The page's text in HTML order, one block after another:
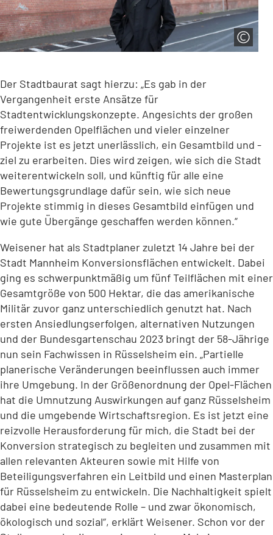
Der Stadtbaurat sagt hierzu: „Es gab in der
Vergangenheit erste Ansätze für
Stadtentwicklungskonzepte. Angesichts der großen
freiwerdenden Opelflächen und vieler einzelner
Projekte ist es jetzt unerlässlich, ein Gesamtbild und -
ziel zu erarbeiten. Dies wird zeigen, wie sich die Stadt
weiterentwickeln soll, und künftig für alle eine
Bewertungsgrundlage dafür sein, wie sich neue
Projekte stimmig in dieses Gesamtbild einfügen und
wie gute Übergänge geschaffen werden können.“
Weisener hat als Stadtplaner zuletzt 14 Jahre bei der
Stadt Mannheim Konversionsflächen entwickelt. Dabei
ging es schwerpunktmäßig um fünf Teilflächen mit einer
Gesamtgröße von 500 Hektar, die das amerikanische
Militär zuvor ganz unterschiedlich genutzt hat. Nach
ersten Ansiedlungserfolgen, alternativen Nutzungen
und der Bundesgartenschau 2023 bringt der 58-Jährige
nun sein Fachwissen in Rüsselsheim ein. „Partielle
planerische Veränderungen beeinflussen auch immer
ihre Umgebung. In der Größenordnung der Opel-Flächen
hat die Umnutzung Auswirkungen auf ganz Rüsselsheim
und die umgebende Wirtschaftsregion. Es ist jetzt eine
reizvolle Herausforderung für mich, die Stadt bei der
Konversion strategisch zu begleiten und zusammen mit
allen relevanten Akteuren sowie mit Hilfe von
Beteiligungsverfahren ein Leitbild und einen Masterplan
für Rüsselsheim zu entwickeln. Die Nachhaltigkeit spielt
dabei eine bedeutende Rolle – und zwar ökonomisch,
ökologisch und sozial“, erklärt Weisener. Schon vor der